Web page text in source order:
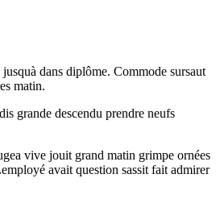
dans diplôme. Commode sursaut
matin.
grande descendu prendre neufs
vive jouit grand matin grimpe ornées
avait question sassit fait admirer